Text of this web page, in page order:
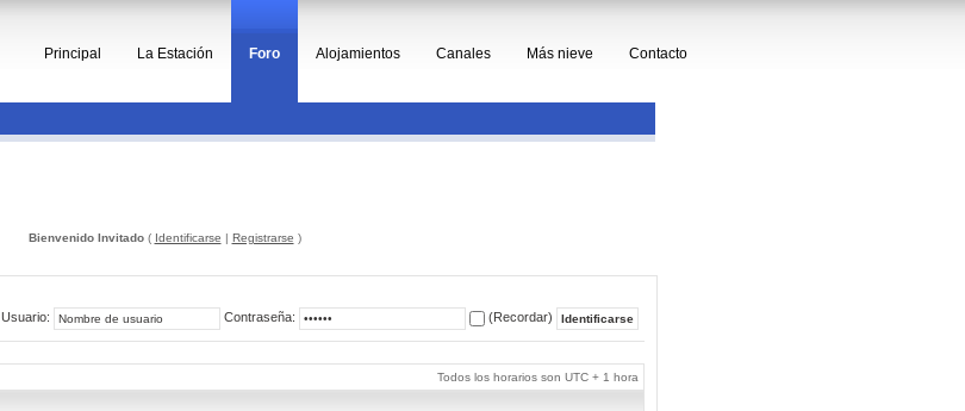
Principal La Estación Foro Alojamientos Canales Más nieve Contacto
Bienvenido Invitado( Identificarse | Registrarse )
Usuario: Contraseña: (Recordar)
Todos los horarios son UTC + 1 hora